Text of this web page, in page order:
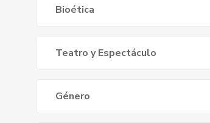
Bioética
Teatro y Espectáculo
Género